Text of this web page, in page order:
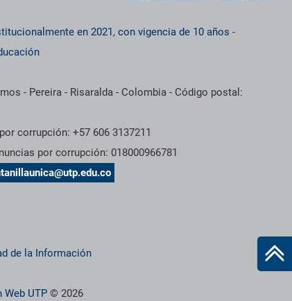
en 2021, con vigencia de 10 años -
- Pereira - Risaralda - Colombia - Código postal:
corrupción: +57 606 3137211
por corrupción: 018000966781
de la Información
UTP © 2026